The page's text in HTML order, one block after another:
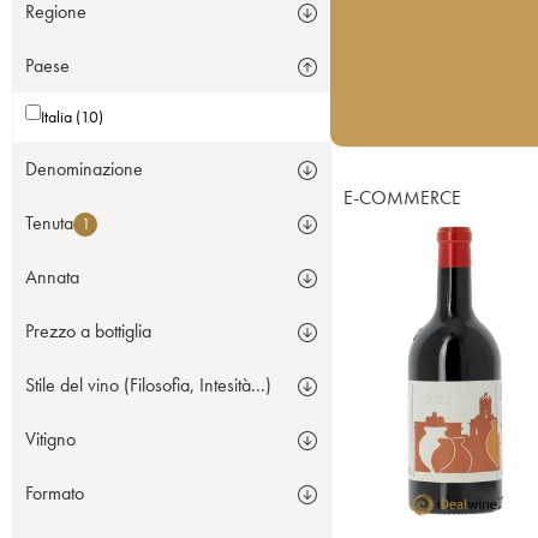
Regione
Paese
Italia (10)
Denominazione
Tenuta 1
Annata
Prezzo a bottiglia
Stile del vino (Filosofia, Intesità...)
Vitigno
Formato
E-COMMERCE